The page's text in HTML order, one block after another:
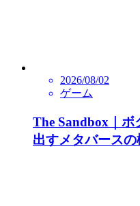
2026/08/02
ゲーム
The Sandbox｜
出すメタバースの